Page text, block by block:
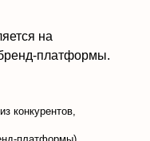
на
платформы.
конкурентов,